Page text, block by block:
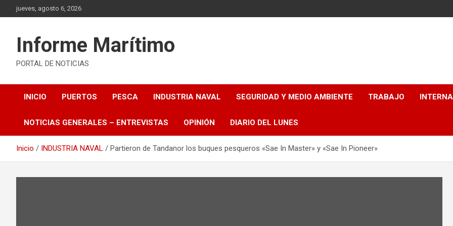
Saltar
al
jueves, agosto 6, 2026
Informe Marítimo
PORTAL DE NOTICIAS
INICIO PUERTOS PESCA INDUSTRIA NAVAL SEGURIDAD Y MEDIO AMBIENTE TRABAJO
NOTICIAS GENERALES – ENTREVISTAS OPINIÓN DIARIO DEL LUNES
Inicio INDUSTRIA NAVAL Partieron de Tandanor los buques pesqueros «Sae In Master» y «Sae In Pioneer»